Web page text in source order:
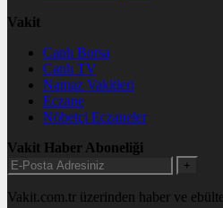
Vakit
Canlı Borsa
Canlı TV
Namaz Vakitleri
Eczane
Nöbetçi Eczaneler
Vakit Haber Aboneliği
+
Vakit.com.tr üzerinden haber ve